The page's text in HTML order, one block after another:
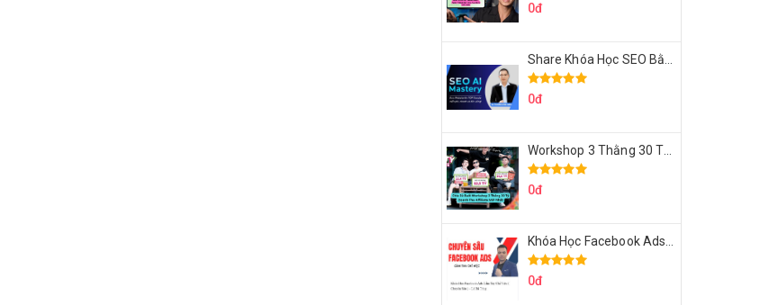
0đ
0đ
0đ
0đ